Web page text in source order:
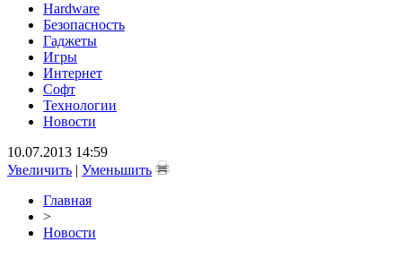
Hardware
Безопасность
Гаджеты
Игры
Интернет
Софт
Технологии
Новости
10.07.2013 14:59
Увеличить | Уменьшить
Главная
>
Новости